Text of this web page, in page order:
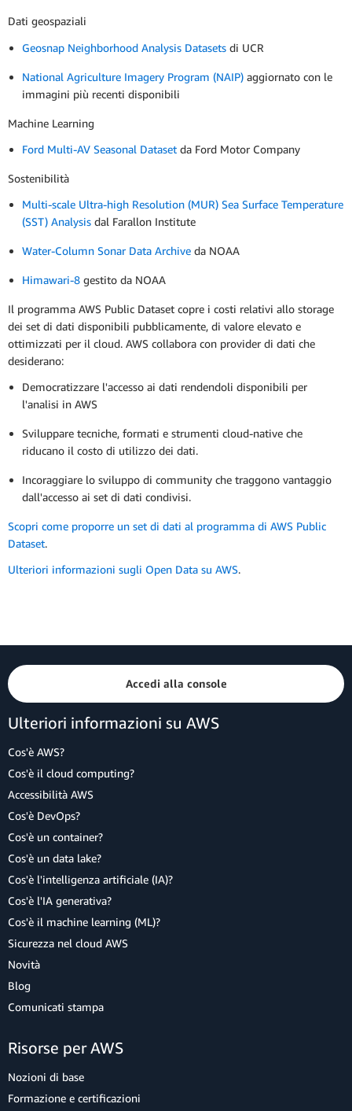
Dati geospaziali
Geosnap Neighborhood Analysis Datasets di UCR
National Agriculture Imagery Program (NAIP) aggiornato con le
immagini più recenti disponibili
Machine Learning
Ford Multi-AV Seasonal Dataset da Ford Motor Company
Sostenibilità
Multi-scale Ultra-high Resolution (MUR) Sea Surface Temperature
(SST) Analysis dal Farallon Institute
Water-Column Sonar Data Archive da NOAA
Himawari-8 gestito da NOAA
Il programma AWS Public Dataset copre i costi relativi allo storage
dei set di dati disponibili pubblicamente, di valore elevato e
ottimizzati per il cloud. AWS collabora con provider di dati che
desiderano:
Democratizzare l'accesso ai dati rendendoli disponibili per
l'analisi in AWS
Sviluppare tecniche, formati e strumenti cloud-native che
riducano il costo di utilizzo dei dati.
Incoraggiare lo sviluppo di community che traggono vantaggio
dall'accesso ai set di dati condivisi.
Scopri come proporre un set di dati al programma di AWS Public
Dataset.
Ulteriori informazioni sugli Open Data su AWS.
Accedi alla console
Ulteriori informazioni su AWS
Cos'è AWS?
Cos'è il cloud computing?
Accessibilità AWS
Cos'è DevOps?
Cos'è un container?
Cos'è un data lake?
Cos'è l'intelligenza artificiale (IA)?
Cos'è l'IA generativa?
Cos'è il machine learning (ML)?
Sicurezza nel cloud AWS
Novità
Blog
Comunicati stampa
Risorse per AWS
Nozioni di base
Formazione e certificazioni